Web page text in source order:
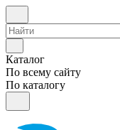
Каталог
По всему сайту
По каталогу